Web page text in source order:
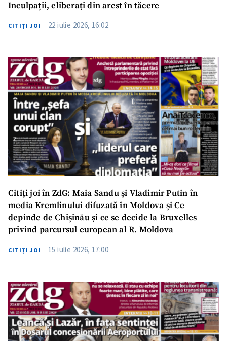
Inculpații, eliberați din arest în tăcere
CITIȚI JOI 22 iulie 2026, 16:02
Citiți joi în ZdG: Maia Sandu și Vladimir Putin în
media Kremlinului difuzată în Moldova și Ce
depinde de Chișinău și ce se decide la Bruxelles
privind parcursul european al R. Moldova
CITIȚI JOI 15 iulie 2026, 17:00